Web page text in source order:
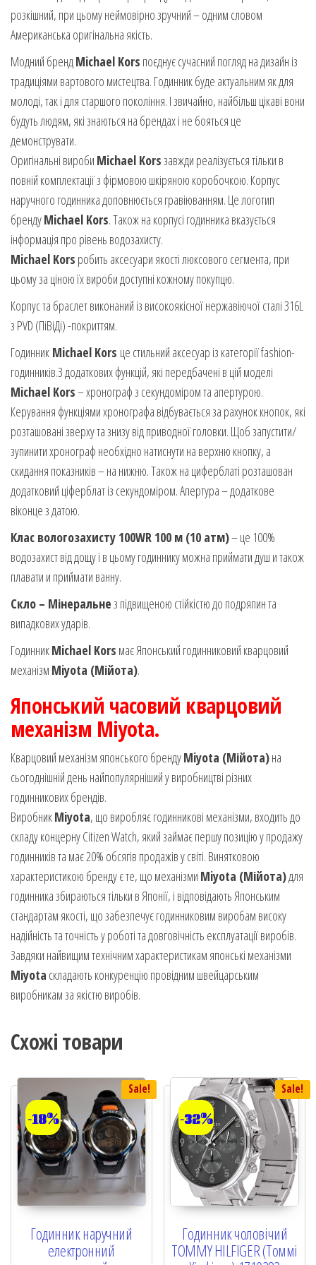
розкішний, при цьому неймовірно зручний – одним словом
Американська оригінальна якість.
Модний брендMichael Kors поєднує сучасний погляд на дизайн із
традиціями вартового мистецтва. Годинник буде актуальним як для
молоді, так і для старшого покоління. І звичайно, найбільш цікаві вони
будуть людям, які знаються на брендах і не бояться це
демонструвати.
Оригінальні вироби Michael Korsзавжди реалізується тільки в
повній комплектації з фірмовою шкіряною коробочкою. Корпус
наручного годинника доповнюється гравіюванням. Це логотип
брендуMichael Kors. Також на корпусі годинника вказується
інформація про рівень водозахисту.
Michael Kors робить аксесуари якості люксового сегмента, при
цьому за ціною їх вироби доступні кожному покупцю.
Корпус та браслет виконаний із високоякісної нержавіючої сталі 316L
з PVD (ПіВіДі) -покриттям.
Годинник Michael Kors це стильний аксесуар із категорії fashion-
годинників.З додаткових функцій, які передбачені в цій моделі
Michael Kors– хронограф з секундоміром та апертурою.
Керування функціями хронографа відбувається за рахунок кнопок, які
розташовані зверху та знизу від приводної головки. Щоб запустити/
зупинити хронограф необхідно натиснути на верхню кнопку, а
скидання показників – на нижню. Також на циферблаті розташован
додатковий ціферблат із секундоміром. Апертура – додаткове
віконце з датою.
Клас вологозахисту 100WR 100 м (10 атм)– це 100%
водозахист від дощу і в цьому годиннику можна приймати душ и також
плавати и приймати ванну.
Скло – Мінеральнез підвищеною стійкістю до подряпин та
випадкових ударів.
ГодинникMichael Kors має Японський годинниковий кварцовий
механізм Miyota (Мійота).
Японський часовий кварцовий
механізм Miyota.
Кварцовий механізм японського брендуMiyota (Мійота)на
сьогоднішній день найпопулярніший у виробництві різних
годинникових брендів.
ВиробникMiyota, що виробляє годинникові механізми, входить до
складу концерну Citizen Watch, який займає першу позицію у продажу
годинників та має 20% обсягів продажів у світі. Винятковою
характеристикою бренду є те, що механізми Miyota (Мійота)для
годинника збираються тільки в Японії, і відповідають Японським
стандартам якості, що забезпечує годинниковим виробам високу
надійність та точність у роботі та довговічність експлуатації виробів.
Завдяки найвищим технічним характеристикам японські механізми
Miyota складають конкуренцію провідним швейцарським
виробникам за якістю виробів.
Схожі товари
Sale!
-18%
Годинник наручний
електронний
Sale!
-32%
Годинник чоловічий
TOMMY HILFIGER (Томмі